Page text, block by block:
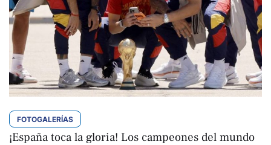
FOTOGALERÍAS
¡España toca la gloria! Los campeones del mundo